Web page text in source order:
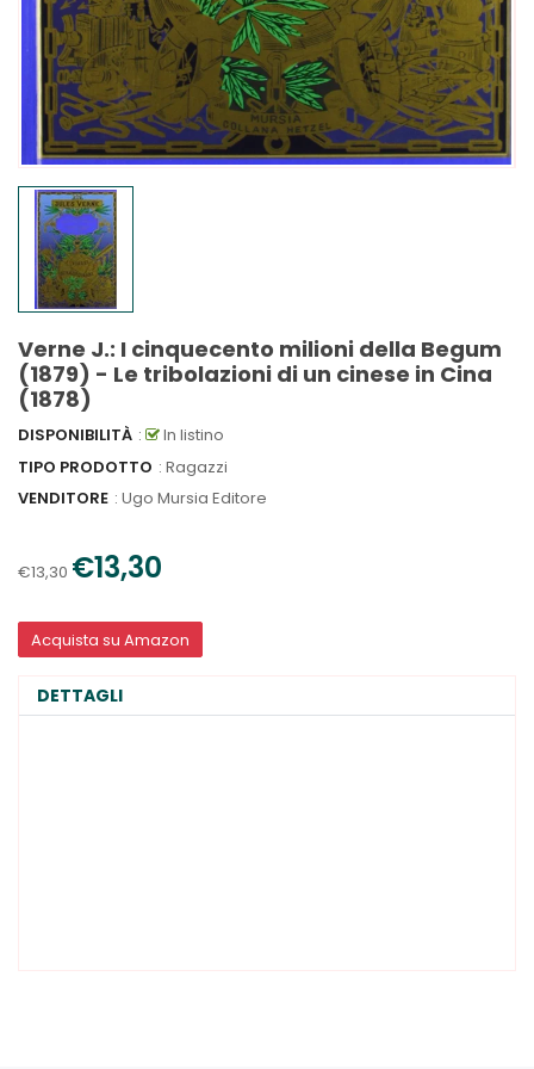
Verne J.: I cinquecento milioni della Begum
(1879) - Le tribolazioni di un cinese in Cina
(1878)
DISPONIBILITÀ :
In listino
TIPO PRODOTTO : Ragazzi
VENDITORE : Ugo Mursia Editore
€13,30 €13,30
Acquista su Amazon
DETTAGLI